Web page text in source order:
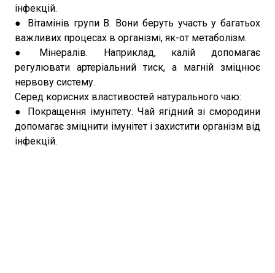
інфекцій.
● Вітамінів групи В. Вони беруть участь у багатьох
важливих процесах в організмі, як-от метаболізм.
● Мінералів. Наприклад, калій допомагає
регулювати артеріальний тиск, а магній зміцнює
нервову систему.
Серед корисних властивостей натурального чаю:
● Покращення імунітету. Чай ягідний зі смородини
допомагає зміцнити імунітет і захистити організм від
інфекцій.